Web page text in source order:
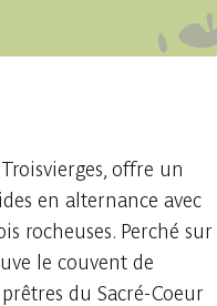
offre un
en alternance avec
rocheuses. Perché sur
le couvent de
du Sacré-Coeur